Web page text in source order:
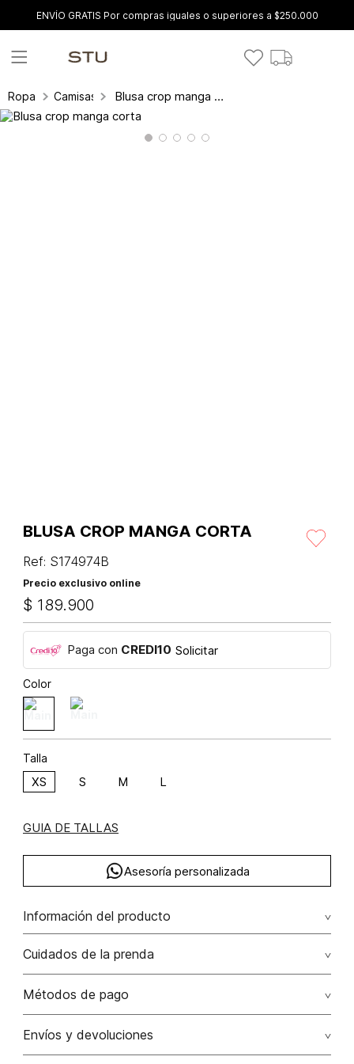
ENVÍO GRATIS Por compras iguales o superiores a $250.000
Ropa Camisas y blusas Blusa crop manga corta
BLUSA CROP MANGA CORTA
Ref: S174974B
Precio exclusivo online
$ 189.900
Paga con CREDI10 Solicitar
Color
Talla
XS S M L
GUIA DE TALLAS
Asesoría personalizada
Información del producto
F35-noche sofisticada (np) viscosa 63% poliéster 37% 63.00%
viscosa/viscose37.00% poliéster/polyester
Cuidados de la prenda
Lavar a mano por separado / no dejar en remojo / no
No usar lejia
Métodos de pago
Tarjetas de crédito: Visa, Dinners, Master Card y American
Envíos y devoluciones